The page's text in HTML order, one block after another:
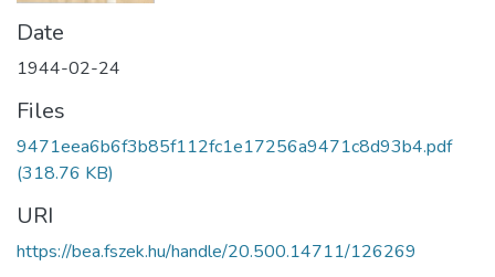
Date
1944-02-24
Files
9471eea6b6f3b85f112fc1e17256a9471c8d93b4.pdf
(318.76 KB)
URI
https://bea.fszek.hu/handle/20.500.14711/126269